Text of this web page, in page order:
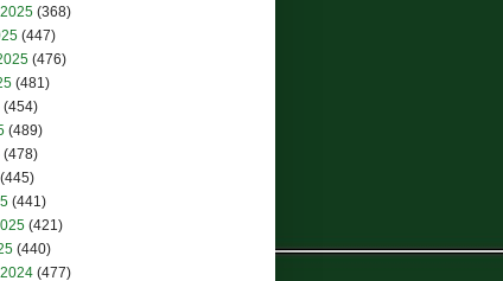
(368)
(447)
(476)
(481)
(454)
(489)
(478)
(445)
(441)
(421)
(440)
(477)